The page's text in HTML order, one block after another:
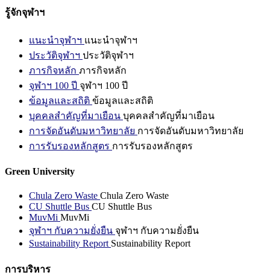
รู้จักจุฬาฯ
แนะนำจุฬาฯ แนะนำจุฬาฯ
ประวัติจุฬาฯ ประวัติจุฬาฯ
ภารกิจหลัก ภารกิจหลัก
จุฬาฯ 100 ปี จุฬาฯ 100 ปี
ข้อมูลและสถิติ ข้อมูลและสถิติ
บุคคลสำคัญที่มาเยือน บุคคลสำคัญที่มาเยือน
การจัดอันดับมหาวิทยาลัย การจัดอันดับมหาวิทยาลัย
การรับรองหลักสูตร การรับรองหลักสูตร
Green University
Chula Zero Waste Chula Zero Waste
CU Shuttle Bus CU Shuttle Bus
MuvMi MuvMi
จุฬาฯ กับความยั่งยืน จุฬาฯ กับความยั่งยืน
Sustainability Report Sustainability Report
การบริหาร